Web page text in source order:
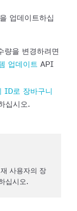
업데이트하십
량을 변경하려면
업데이트 API
ID로 장바구니
십시오.
사용자의 장
십시오.